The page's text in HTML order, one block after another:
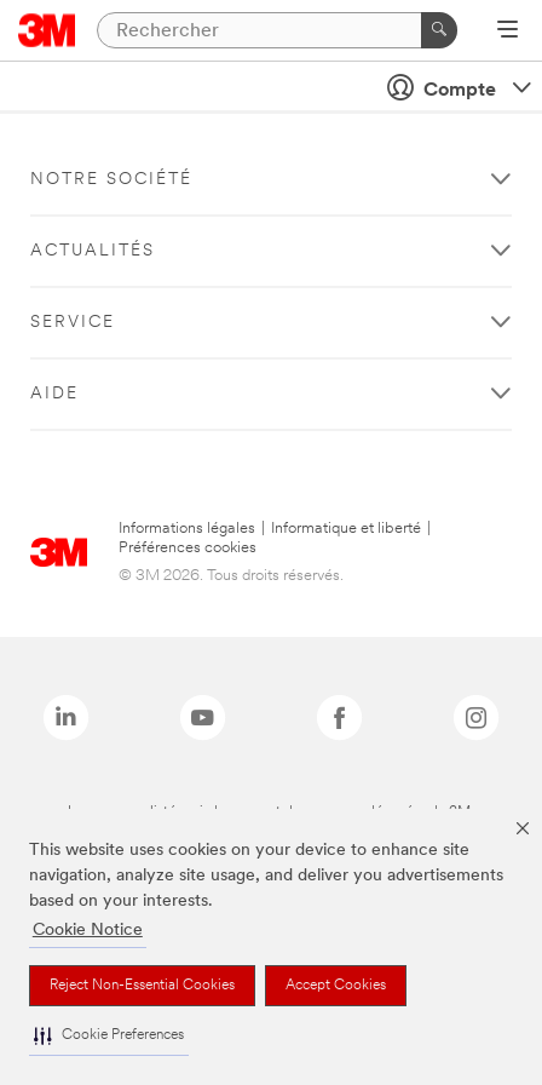
This website uses cookies on your device to enhance site
navigation, analyze site usage, and deliver you advertisements
based on your interests.
Cookie Notice
Reject Non-Essential Cookies Accept Cookies
Cookie Preferences
Compte
NOTRE SOCIÉTÉ
ACTUALITÉS
SERVICE
AIDE
Informations légales Informatique et liberté
Préférences cookies
© 3M 2026. Tous droits réservés.
Les marques listées ci-dessus sont des marques déposées de 3M.